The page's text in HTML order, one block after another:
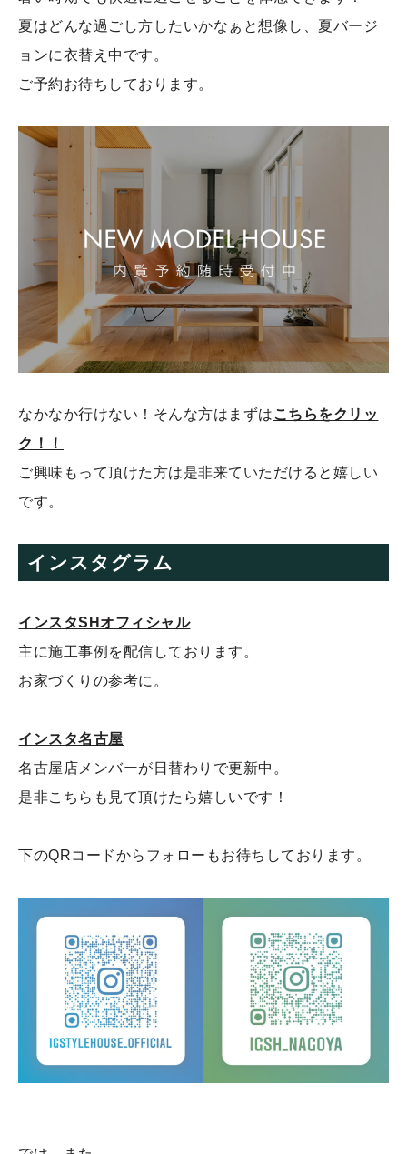
夏はどんな過ごし方したいかなぁと想像し、夏バージ
ョンに衣替え中です。
ご予約お待ちしております。
なかなか行けない！そんな方はまずは こちらをクリッ
ク！！
ご興味もって頂けた方は是非来ていただけると嬉しい
です。
インスタグラム
インスタSHオフィシャル
主に施工事例を配信しております。
お家づくりの参考に。
インスタ名古屋
名古屋店メンバーが日替わりで更新中。
是非こちらも見て頂けたら嬉しいです！
下のQRコードからフォローもお待ちしております。